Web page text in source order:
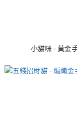
小貓咪 - 黃金